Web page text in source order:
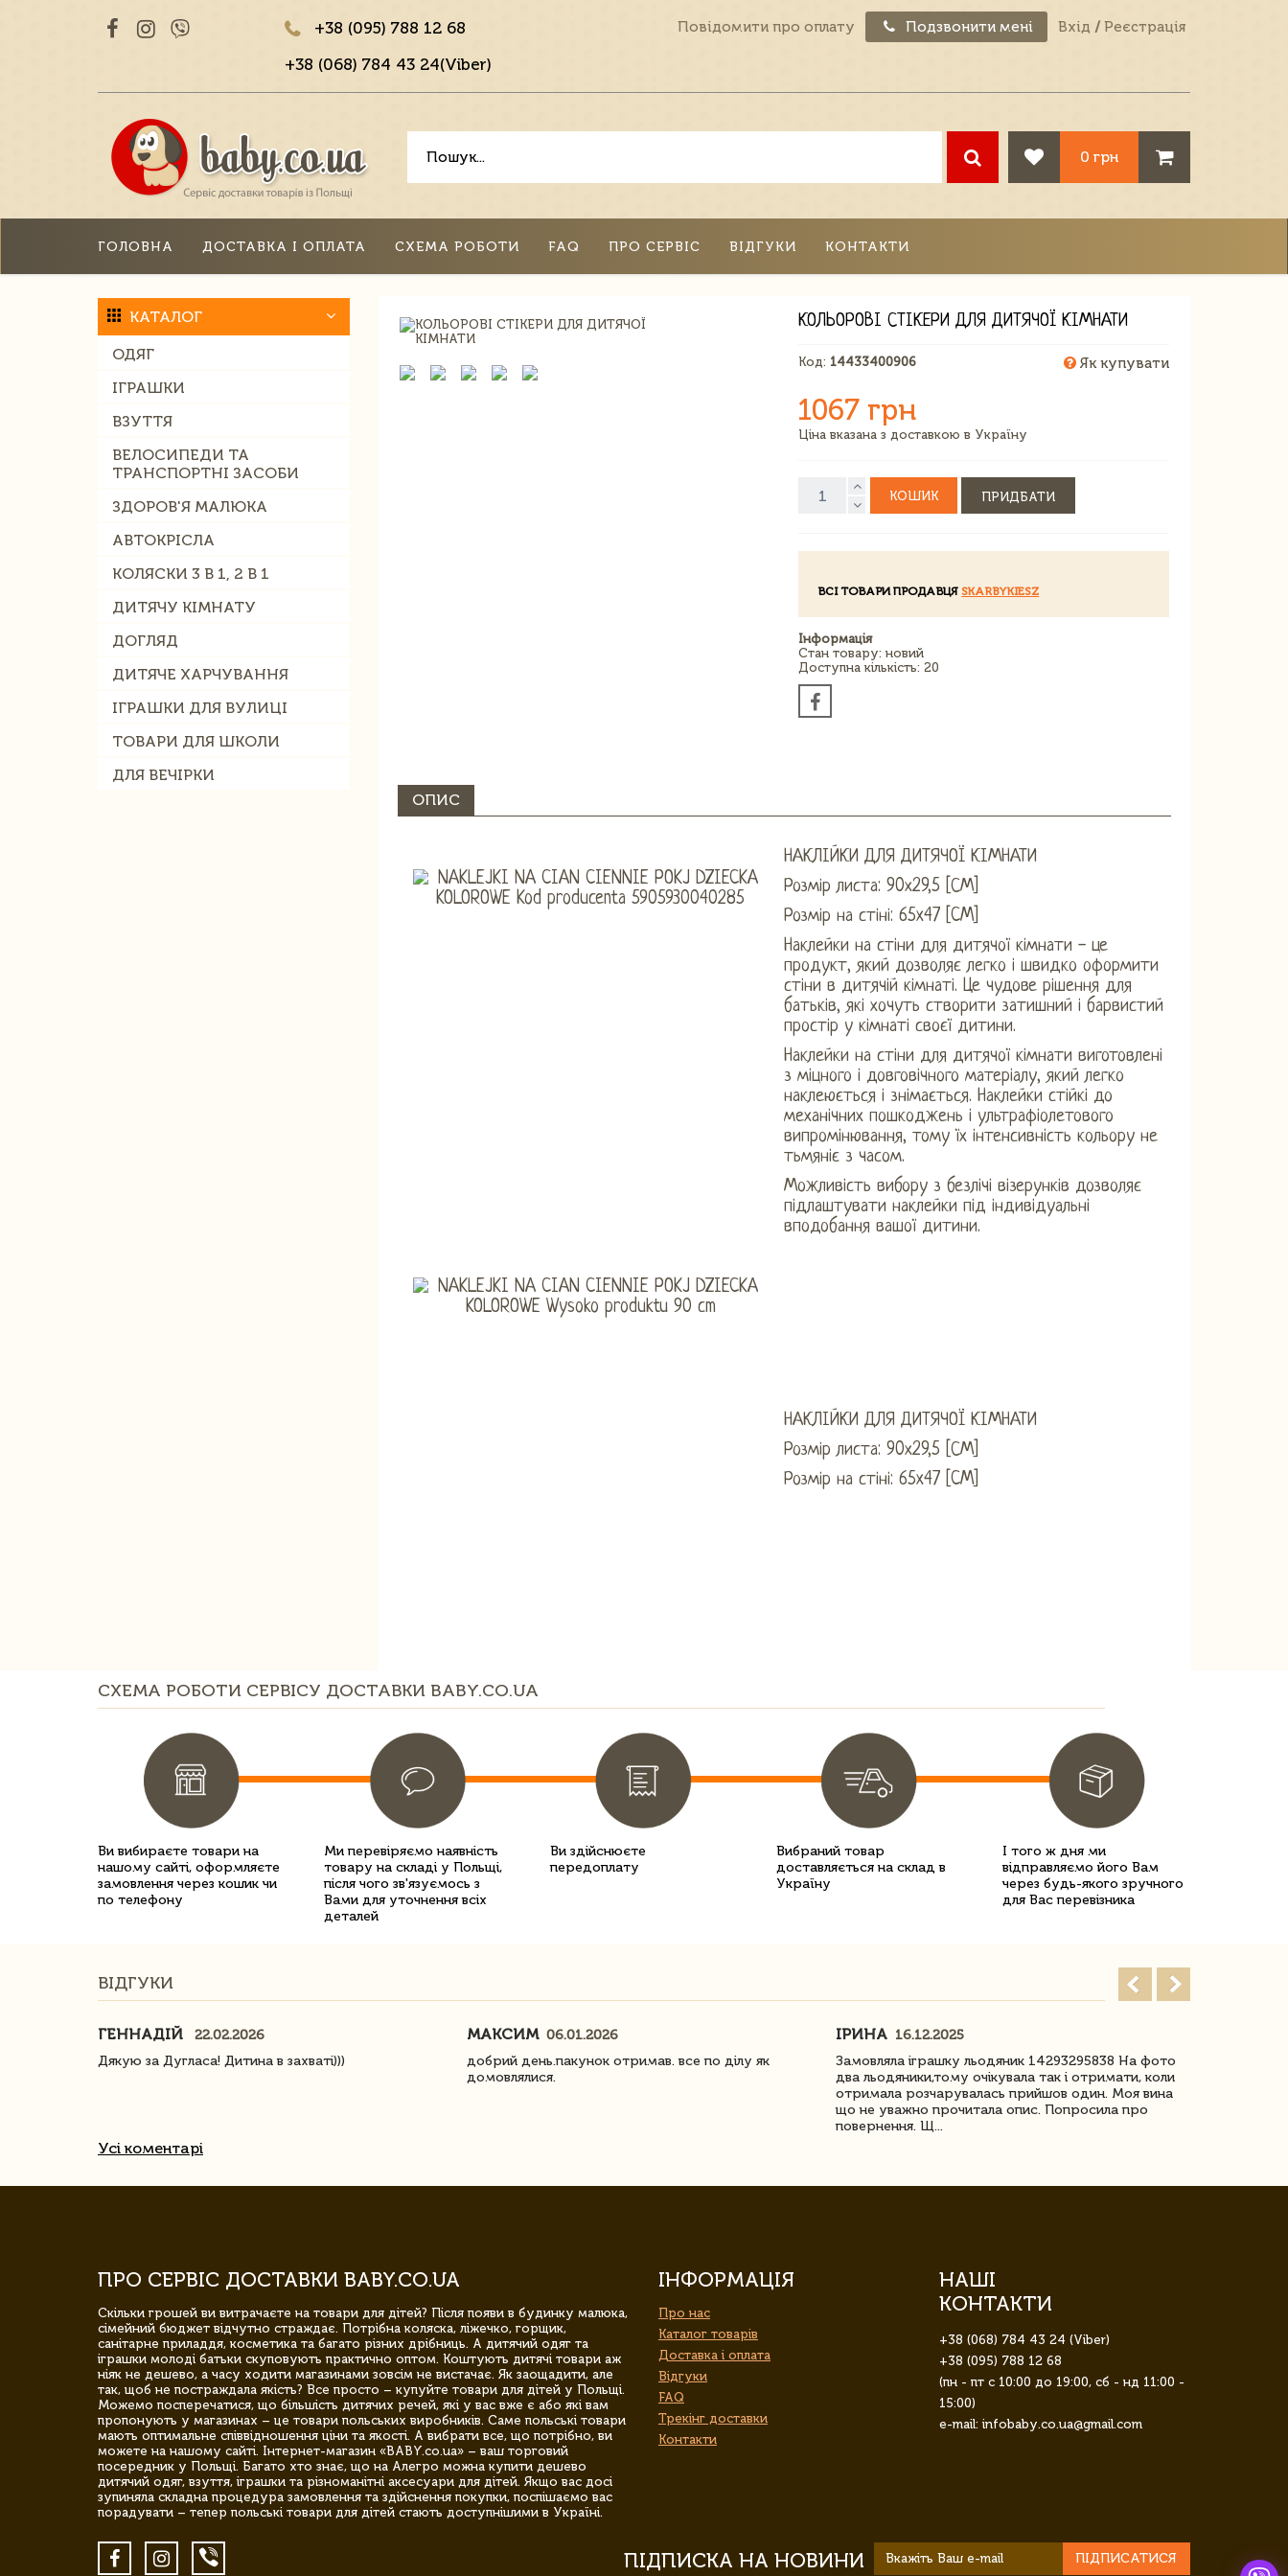
+38 (095) 788 12 68
+38 (068) 784 43 24(Viber)
Повідомити про оплату Подзвонити мені Вхід / Реєстрація
0 грн
ГОЛОВНА ДОСТАВКА І ОПЛАТА СХЕМА РОБОТИ FAQ ПРО СЕРВІС ВІДГУКИ КОНТАКТИ
КАТАЛОГ
ОДЯГ
ІГРАШКИ
ВЗУТТЯ
ВЕЛОСИПЕДИ ТА
ТРАНСПОРТНІ ЗАСОБИ
ЗДОРОВ'Я МАЛЮКА
АВТОКРІСЛА
КОЛЯСКИ 3 В 1, 2 В 1
ДИТЯЧУ КІМНАТУ
ДОГЛЯД
ДИТЯЧЕ ХАРЧУВАННЯ
ІГРАШКИ ДЛЯ ВУЛИЦІ
ТОВАРИ ДЛЯ ШКОЛИ
ДЛЯ ВЕЧІРКИ
КОЛЬОРОВІ СТІКЕРИ ДЛЯ ДИТЯЧОЇ КІМНАТИ
Код: 14433400906 Як купувати
1067 грн
Ціна вказана з доставкою в Україну
КОШИК ПРИДБАТИ
ВСІ ТОВАРИ ПРОДАВЦЯSKARBYKIESZ
Інформація
Стан товару: новий
Доступна кількість: 20
ОПИС
НАКЛІЙКИ ДЛЯ ДИТЯЧОЇ КІМНАТИ
Розмір листа: 90х29,5 [СМ]
Розмір на стіні: 65x47 [CM]
Наклейки на стіни для дитячої кімнати - це
продукт, який дозволяє легко і швидко оформити
стіни в дитячій кімнаті. Це чудове рішення для
батьків, які хочуть створити затишний і барвистий
простір у кімнаті своєї дитини.
Наклейки на стіни для дитячої кімнати виготовлені
з міцного і довговічного матеріалу, який легко
наклеюється і знімається. Наклейки стійкі до
механічних пошкоджень і ультрафіолетового
випромінювання, тому їх інтенсивність кольору не
тьмяніє з часом.
Можливість вибору з безлічі візерунків дозволяє
підлаштувати наклейки під індивідуальні
вподобання вашої дитини.
НАКЛІЙКИ ДЛЯ ДИТЯЧОЇ КІМНАТИ
Розмір листа: 90х29,5 [СМ]
Розмір на стіні: 65x47 [CM]
СХЕМА РОБОТИ СЕРВІСУ ДОСТАВКИ BABY.CO.UA
Ви вибираєте товари на
нашому сайті, оформляєте
замовлення через кошик чи
по телефону
Ми перевіряємо наявність
товару на складі у Польщі,
після чого зв'язуємось з
Вами для уточнення всіх
деталей
Ви здійснюєте
передоплату
Вибраний товар
доставляється на склад в
Україну
І того ж дня ми
відправляємо його Вам
через будь-якого зручного
для Вас перевізника
ВІДГУКИ
ГЕННАДІЙ
22.02.2026
Дякую за Дугласа! Дитина в захваті)))
МАКСИМ 06.01.2026
добрий день.пакунок отримав. все по ділу як
домовлялися.
ІРИНА 16.12.2025
Замовляла іграшку льодяник 14293295838 На фото
два льодяники,тому очікувала так і отримати, коли
отримала розчарувалась прийшов один. Моя вина
що не уважно прочитала опис. Попросила про
повернення. Щ...
Усі коментарі
ПРО СЕРВІС ДОСТАВКИ BABY.CO.UA
Скільки грошей ви витрачаєте на товари для дітей? Після появи в будинку малюка,
сімейний бюджет відчутно страждає. Потрібна коляска, ліжечко, горщик,
санітарне приладдя, косметика та багато різних дрібниць. А дитячий одяг та
іграшки молоді батьки скуповують практично оптом. Коштують дитячі товари аж
ніяк не дешево, а часу ходити магазинами зовсім не вистачає. Як заощадити, але
так, щоб не постраждала якість? Все просто – купуйте товари для дітей у Польщі.
Можемо посперечатися, що більшість дитячих речей, які у вас вже є або які вам
пропонують у магазинах – це товари польських виробників. Саме польські товари
мають оптимальне співвідношення ціни та якості. А вибрати все, що потрібно, ви
можете на нашому сайті. Інтернет-магазин «BABY.co.ua» – ваш торговий
посередник у Польщі. Багато хто знає, що на Алегро можна купити дешево
дитячий одяг, взуття, іграшки та різноманітні аксесуари для дітей. Якщо вас досі
зупиняла складна процедура замовлення та здійснення покупки, поспішаємо вас
порадувати – тепер польські товари для дітей стають доступнішими в Україні.
ІНФОРМАЦІЯ
Про нас
Каталог товарів
Доставка і оплата
Відгуки
FAQ
Трекінг доставки
Контакти
НАШІ
КОНТАКТИ
+38 (068) 784 43 24 (Viber)
+38 (095) 788 12 68
(пн - пт с 10:00 до 19:00, сб - нд 11:00 -
15:00)
e-mail: infobaby.co.ua@gmail.com
ПІДПИСКА НА НОВИНИ ПІДПИСАТИСЯ